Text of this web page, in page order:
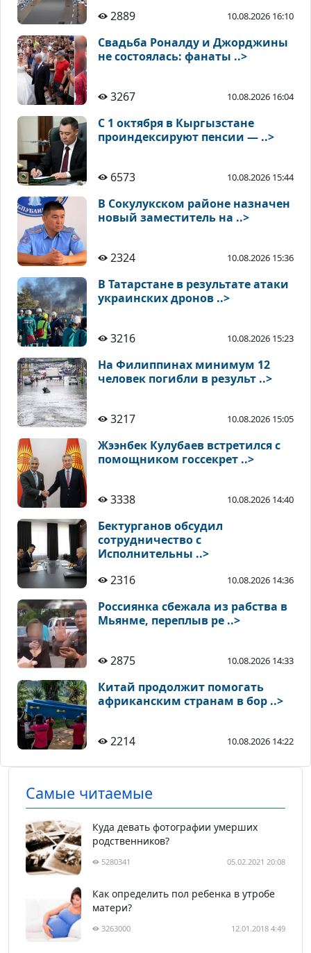
2889 10.08.2026 16:10
Свадьба Роналду и Джорджины
не состоялась: фанаты ..>
3267 10.08.2026 16:04
С 1 октября в Кыргызстане
проиндексируют пенсии — ..>
6573 10.08.2026 15:44
В Сокулукском районе назначен
новый заместитель на ..>
2324 10.08.2026 15:36
В Татарстане в результате атаки
украинских дронов ..>
3216 10.08.2026 15:23
На Филиппинах минимум 12
человек погибли в результ ..>
3217 10.08.2026 15:05
Жээнбек Кулубаев встретился с
помощником госсекрет ..>
3338 10.08.2026 14:40
Бектурганов обсудил
сотрудничество с
Исполнительны ..>
2316
10.08.2026 14:36
Россиянка сбежала из рабства в
Мьянме, переплыв ре ..>
2875 10.08.2026 14:33
Китай продолжит помогать
африканским странам в бор ..>
2214 10.08.2026 14:22
Самые читаемые
Куда девать фотографии умерших
родственников?
5280341 05.02.2021 20:08
Как определить пол ребенка в утробе
матери?
3263000 12.01.2018 4:49